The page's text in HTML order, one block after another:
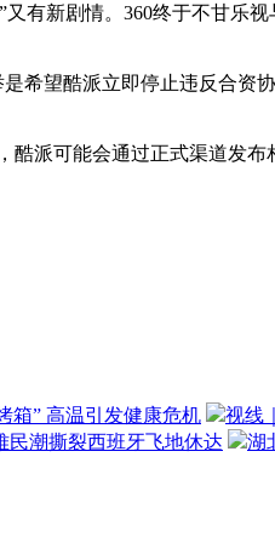
”又有新剧情。360终于不甘乐
望酷派立即停止违反合资
派可能会通过正式渠道发布
箱” 高温引发健康危机 视线
民潮撕裂西班牙飞地休达 湖